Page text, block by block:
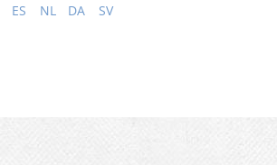
ES NL DA SV